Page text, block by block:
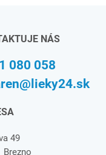
NÁS
080 058
49
Brezno